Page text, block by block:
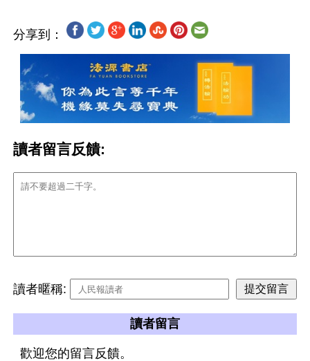
分享到：
讀者留言反饋:
讀者暱稱:
讀者留言
歡迎您的留言反饋。